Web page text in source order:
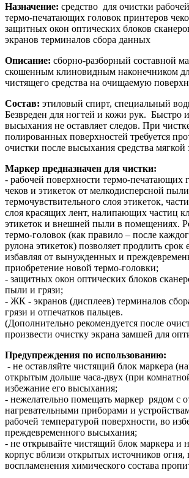
Назначение: средство для очистки
термо-печатающих головок принтеров
защитных окон оптических блоков
экранов терминалов сбора данных
Описание: сборно-разборный составной
скошенным клиновидным наконечником
чистящего средства на очищаемую
Состав: этиловый спирт, специальный
Безвреден для ногтей и кожи рук. Быстро
высыхания не оставляет следов. При
полированных поверхностей требуется
очистки после высыхания средства мягкой
Маркер предназначен для чистки:
- рабочей поверхности термо-печатающих
чеков и этикеток от мелкодисперсной пыли
термочувствительного слоя этикеток,
слоя красящих лент, налипающих частиц
этикеток и внешней пыли в помещениях.
термо-головок (как правило – после
рулона этикеток) позволяет продлить срок
избавляя от вынужденных и
приобретение новой термо-головки;
- защитных окон оптических блоков
пыли и грязи;
- ЖК - экранов (дисплеев) терминалов
грязи и отпечатков пальцев.
(Дополнительно рекомендуется после
произвести очистку экрана замшей для
Предупреждения по использованию:
- не оставляйте чистящий блок маркера
открытым дольше часа-двух (при
избежание его высыхания;
- нежелательно помещать маркер рядом с
нагревательными приборами и
рабочей температурой поверхности, во
преждевременного высыхания;
- не открывайте чистящий блок маркера и
корпус вблизи открытых источников огня,
воспламенения химического состава